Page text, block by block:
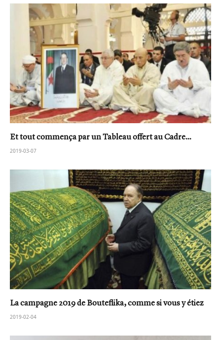
Et tout commença par un Tableau offert au Cadre…
2019-03-07
La campagne 2019 de Bouteflika, comme si vous y étiez
2019-02-04